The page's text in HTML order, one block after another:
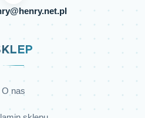
O nas